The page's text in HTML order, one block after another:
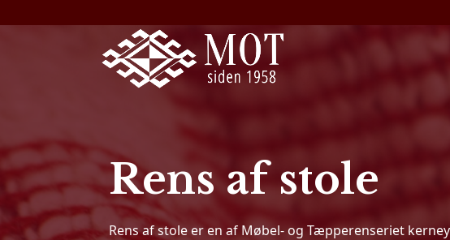
Rens af stole
Rens af stole er en af Møbel- og Tæpperenseriet